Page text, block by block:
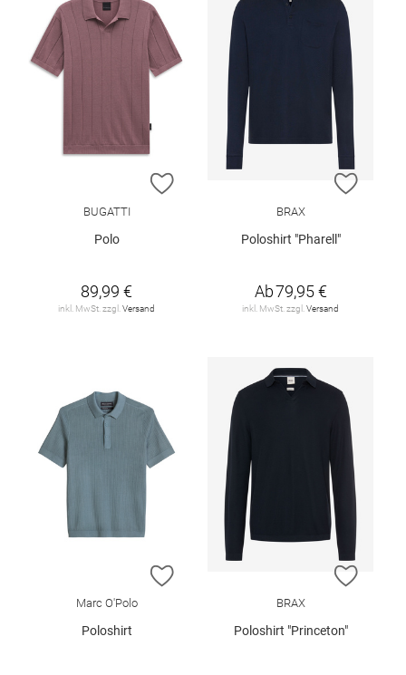
ZUR WUNSCHLISTE HINZUFÜGEN
BUGATTI
Polo
89,99 €
inkl. MwSt. zzgl. Versand
ZUR
BRAX
Poloshirt "Pharell"
Ab79,95 €
inkl. MwSt. zzgl. Versand
ZUR WUNSCHLISTE HINZUFÜGEN
Marc O'Polo
Poloshirt
ZUR
BRAX
Poloshirt "Princeton"